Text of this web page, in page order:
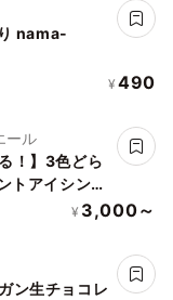
nama-
¥ 490
ール
！】3色どら
トアイシング
¥ 3,000～
ン生チョコレ